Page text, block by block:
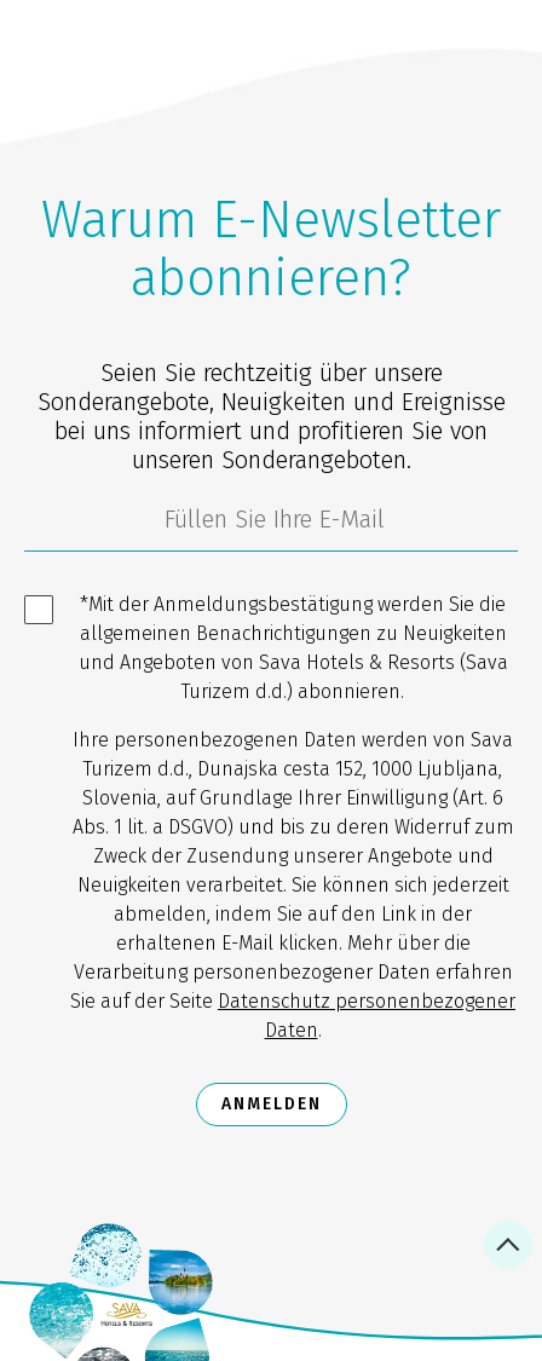
Warum E-Newsletter
abonnieren?
Seien Sie rechtzeitig über unsere
Sonderangebote, Neuigkeiten und Ereignisse
bei uns informiert und profitieren Sie von
unseren Sonderangeboten.
*Mit der Anmeldungsbestätigung werden Sie die
allgemeinen Benachrichtigungen zu Neuigkeiten
und Angeboten von Sava Hotels & Resorts (Sava
Turizem d.d.) abonnieren.
Ihre personenbezogenen Daten werden von Sava
Turizem d.d., Dunajska cesta 152, 1000 Ljubljana,
Slovenia, auf Grundlage Ihrer Einwilligung (Art. 6
Abs. 1 lit. a DSGVO) und bis zu deren Widerruf zum
Zweck der Zusendung unserer Angebote und
Neuigkeiten verarbeitet. Sie können sich jederzeit
abmelden, indem Sie auf den Link in der
erhaltenen E-Mail klicken. Mehr über die
Verarbeitung personenbezogener Daten erfahren
Sie auf der Seite Datenschutz personenbezogener
Daten.
ANMELDEN